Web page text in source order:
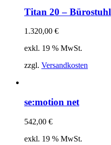
Titan 20 – Bürostuhl
1.320,00 €
exkl. 19 % MwSt.
zzgl. Versandkosten
se:motion net
542,00 €
exkl. 19 % MwSt.